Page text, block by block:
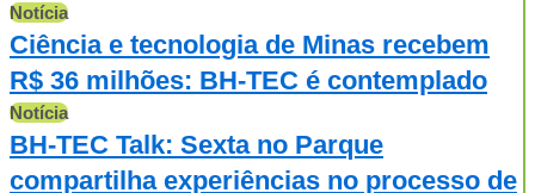
Notícia
Ciência e tecnologia de Minas recebem
R$ 36 milhões: BH-TEC é contemplado
Notícia
BH-TEC Talk: Sexta no Parque
compartilha experiências no processo de